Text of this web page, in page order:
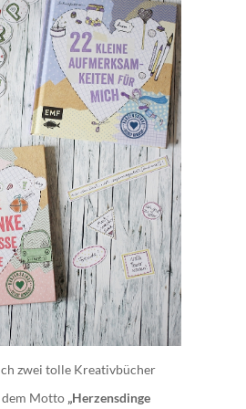
zwei tolle Kreativbücher
Motto „Herzensdinge